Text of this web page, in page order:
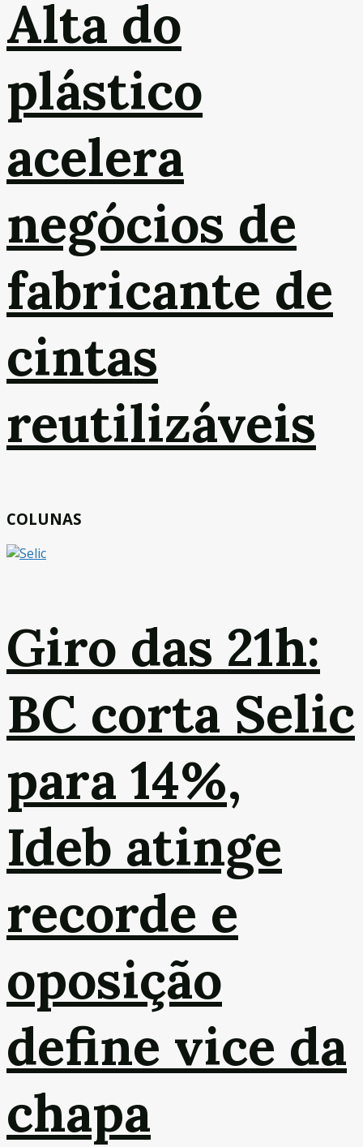
Alta do
plástico
acelera
negócios de
fabricante de
cintas
reutilizáveis
COLUNAS
Giro das 21h:
BC corta Selic
para 14%,
Ideb atinge
recorde e
oposição
define vice da
chapa